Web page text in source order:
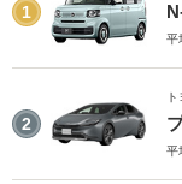
1
平
2
平